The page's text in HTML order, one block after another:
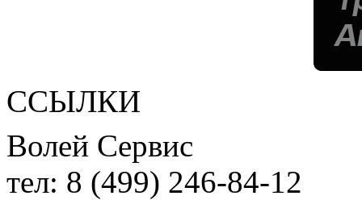
ССЫЛКИ
Волей Сервис
тел: 8 (499) 246-84-12